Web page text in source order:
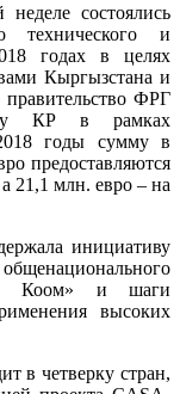
состоялись
технического и
годах в целях
Кыргызстана и
ФРГ
КР в рамках
2018 годы сумму в
предоставляются
21,1 млн. евро – на
инициативу
Коом» и шаги
высоких
в четверку стран,